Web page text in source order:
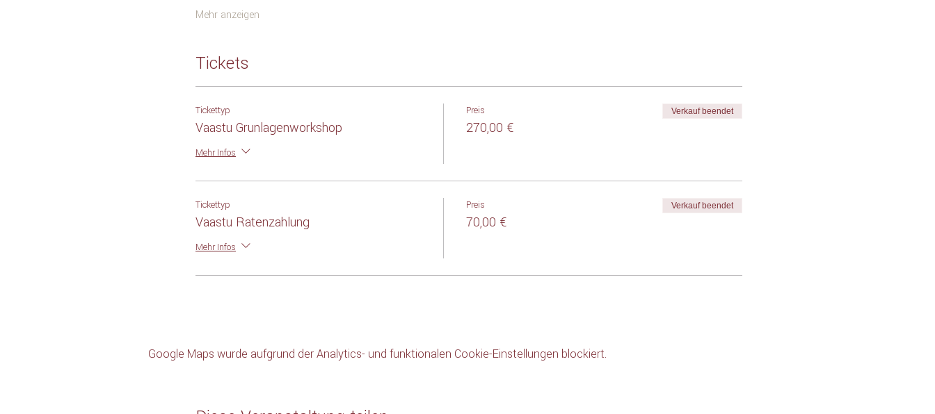
Mehr anzeigen
Tickets
Tickettyp
Vaastu Grunlagenworkshop
Mehr Infos
Preis
270,00 €
Verkauf beendet
Tickettyp
Vaastu Ratenzahlung
Mehr Infos
Preis
70,00 €
Verkauf beendet
Google Maps wurde aufgrund der Analytics- und funktionalen Cookie-Einstellungen blockiert.